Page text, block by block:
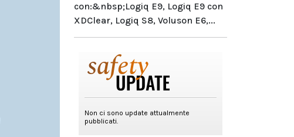
con:&nbsp;Logiq E9, Logiq E9 con
XDClear, Logiq S8, Voluson E6,...